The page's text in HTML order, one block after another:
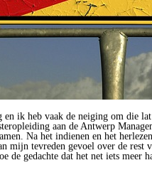
en ik heb vaak de neiging om die
aan de Antwerp
Na het indienen en het
mijn tevreden gevoel over de
de gedachte dat het net iets meer